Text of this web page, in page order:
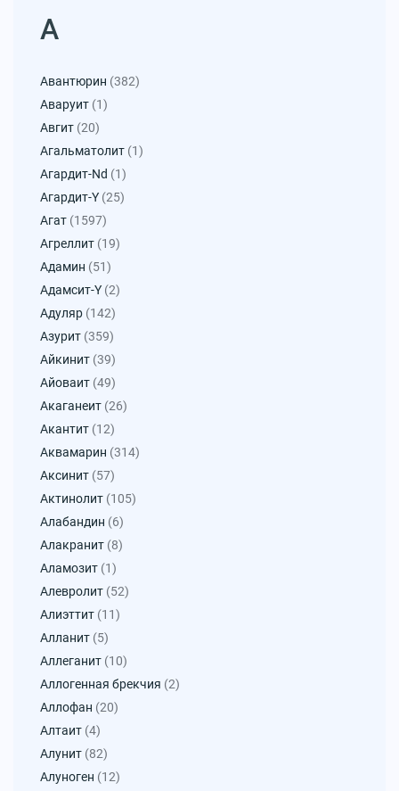
А
Авантюрин (382)
Аваруит (1)
Авгит (20)
Агальматолит (1)
Агардит-Nd (1)
Агардит-Y (25)
Агат (1597)
Агреллит (19)
Адамин (51)
Адамсит-Y (2)
Адуляр (142)
Азурит (359)
Айкинит (39)
Айоваит (49)
Акаганеит (26)
Акантит (12)
Аквамарин (314)
Аксинит (57)
Актинолит (105)
Алабандин (6)
Алакранит (8)
Аламозит (1)
Алевролит (52)
Алиэттит (11)
Алланит (5)
Аллеганит (10)
Аллогенная брекчия (2)
Аллофан (20)
Алтаит (4)
Алунит (82)
Алуноген (12)